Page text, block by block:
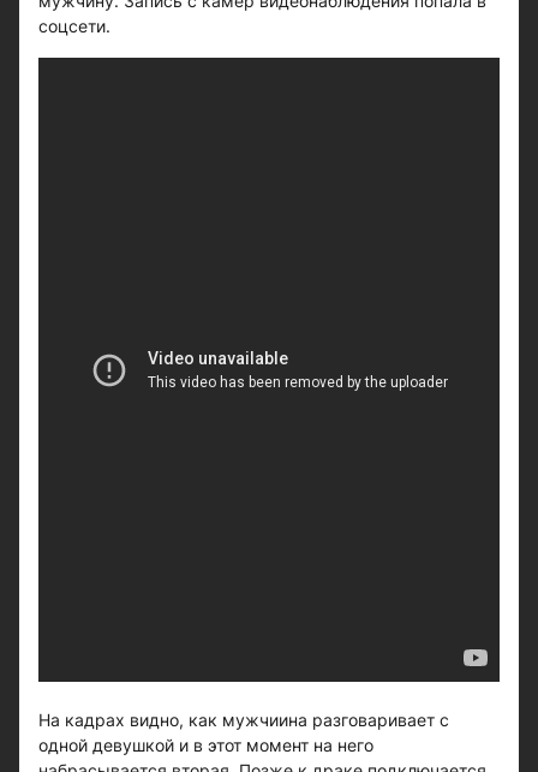
соцсети.
На кадрах видно, как мужчиина разговаривает с
одной девушкой и в этот момент на него